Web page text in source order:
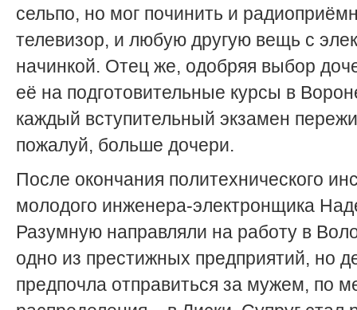
сельпо, но мог починить и
телевизор, и любую другую вещь с
начинкой. Отец же, одобряя выбор
её на подготовительные курсы в
каждый вступительный экзамен
пожалуй, больше дочери.
После окончания политехнического
молодого инженера-электронщика
Разумную направляли на работу в
одно из престижных предприятий, но
предпочла отправиться за мужем, по